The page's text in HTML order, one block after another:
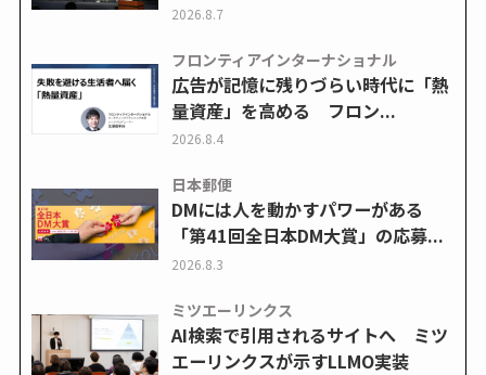
2026.8.7
フロンティアインターナショナル
広告が記憶に残りづらい時代に「熱
量資産」を高める フロン...
2026.8.4
日本郵便
DMには人を動かすパワーがある
「第41回全日本DM大賞」の応募...
2026.8.3
ミツエーリンクス
AI検索で引用されるサイトへ ミツ
エーリンクスが示すLLMO実装